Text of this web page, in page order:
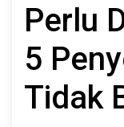
Perlu
5
Tidak